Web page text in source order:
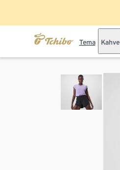
Tema Kahve